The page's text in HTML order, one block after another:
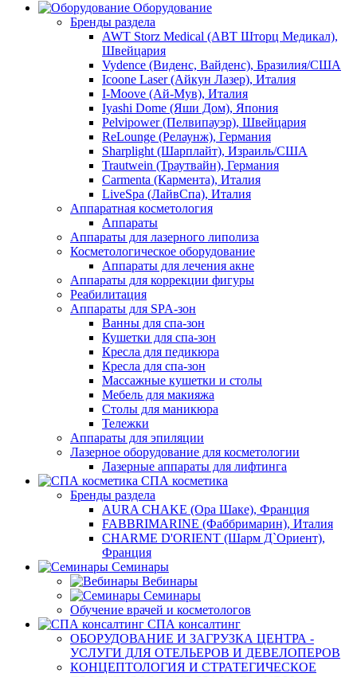
Оборудование
Бренды раздела
AWT Storz Medical (АВТ Шторц Медикал),
Швейцария
Vydence (Виденс, Вайденс), Бразилия/США
Icoone Laser (Айкун Лазер), Италия
I-Moove (Ай-Мув), Италия
Iyashi Dome (Яши Дом), Япония
Pelvipower (Пелвипауэр), Швейцария
ReLounge (Релаунж), Германия
Sharplight (Шарплайт), Израиль/США
Trautwein (Траутвайн), Германия
Carmenta (Кармента), Италия
LiveSpa (ЛайвСпа), Италия
Аппаратная косметология
Аппараты
Аппараты для лазерного липолиза
Косметологическое оборудование
Аппараты для лечения акне
Аппараты для коррекции фигуры
Реабилитация
Аппараты для SPA-зон
Ванны для спа-зон
Кушетки для спа-зон
Кресла для педикюра
Кресла для спа-зон
Массажные кушетки и столы
Мебель для макияжа
Столы для маникюра
Тележки
Аппараты для эпиляции
Лазерное оборудование для косметологии
Лазерные аппараты для лифтинга
СПА косметика
Бренды раздела
AURA CHAKE (Ора Шаке), Франция
FABBRIMARINE (Фаббримарин), Италия
CHARME D'ORIENT (Шарм Д`Ориент),
Франция
Семинары
Вебинары
Семинары
Обучение врачей и косметологов
СПА консалтинг
ОБОРУДОВАНИЕ И ЗАГРУЗКА ЦЕНТРА -
УСЛУГИ ДЛЯ ОТЕЛЬЕРОВ И ДЕВЕЛОПЕРОВ
КОНЦЕПТОЛОГИЯ И СТРАТЕГИЧЕСКОЕ